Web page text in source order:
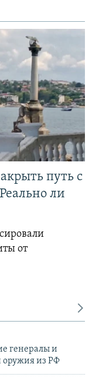
путь с
ли
от
генералы и
оружия из РФ